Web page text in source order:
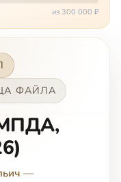
пап или мам,из 300 000 ₽
ФАЙЛА
—